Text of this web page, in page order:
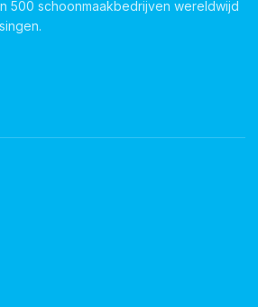
500 schoonmaakbedrijven wereldwijd